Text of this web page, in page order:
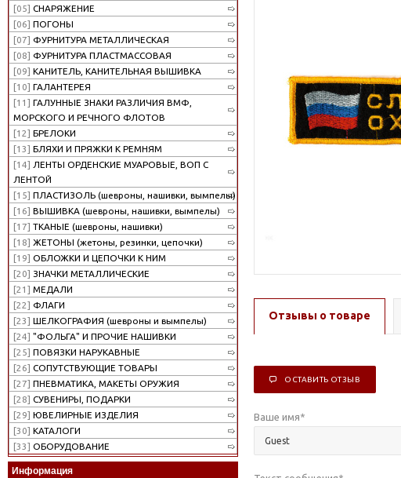
[05] СНАРЯЖЕНИЕ
[06] ПОГОНЫ
[07] ФУРНИТУРА МЕТАЛЛИЧЕСКАЯ
[08] ФУРНИТУРА ПЛАСТМАССОВАЯ
[09] КАНИТЕЛЬ, КАНИТЕЛЬНАЯ ВЫШИВКА
[10] ГАЛАНТЕРЕЯ
[11] ГАЛУННЫЕ ЗНАКИ РАЗЛИЧИЯ ВМФ,
МОРСКОГО И РЕЧНОГО ФЛОТОВ
[12] БРЕЛОКИ
[13] БЛЯХИ И ПРЯЖКИ К РЕМНЯМ
[14] ЛЕНТЫ ОРДЕНСКИЕ МУАРОВЫЕ, ВОП С
ЛЕНТОЙ
[15] ПЛАСТИЗОЛЬ (шевроны, нашивки, вымпелы)
[16] ВЫШИВКА (шевроны, нашивки, вымпелы)
[17] ТКАНЫЕ (шевроны, нашивки)
[18] ЖЕТОНЫ (жетоны, резинки, цепочки)
[19] ОБЛОЖКИ И ЦЕПОЧКИ К НИМ
[20] ЗНАЧКИ МЕТАЛЛИЧЕСКИЕ
[21] МЕДАЛИ
[22] ФЛАГИ
[23] ШЕЛКОГРАФИЯ (шевроны и вымпелы)
[24] "ФОЛЬГА" И ПРОЧИЕ НАШИВКИ
[25] ПОВЯЗКИ НАРУКАВНЫЕ
[26] СОПУТСТВУЮЩИЕ ТОВАРЫ
[27] ПНЕВМАТИКА, МАКЕТЫ ОРУЖИЯ
[28] СУВЕНИРЫ, ПОДАРКИ
[29] ЮВЕЛИРНЫЕ ИЗДЕЛИЯ
[30] КАТАЛОГИ
[33] ОБОРУДОВАНИЕ
Информация
Отзывы о товаре
ОСТАВИТЬ ОТЗЫВ
Ваше имя*